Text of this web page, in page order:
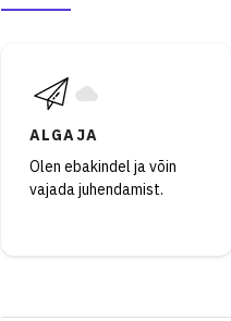
ALGAJA
Olen ebakindel ja võin
vajada juhendamist.